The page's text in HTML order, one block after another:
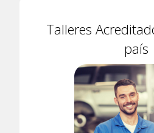
Talleres
país